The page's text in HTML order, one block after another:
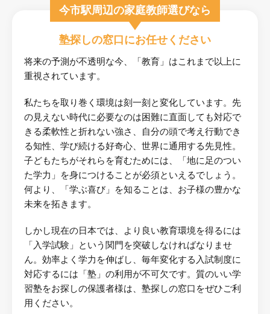
今市駅周辺の家庭教師選びなら
塾探しの窓口にお任せください
将来の予測が不透明な今、「教育」はこれまで以上に
重視されています。
私たちを取り巻く環境は刻一刻と変化しています。先
の見えない時代に必要なのは困難に直面しても対応で
きる柔軟性と折れない強さ、自分の頭で考え行動でき
る知性、学び続ける好奇心、世界に通用する先見性。
子どもたちがそれらを育むためには、「地に足のつい
た学力」を身につけることが必須といえるでしょう。
何より、「学ぶ喜び」を知ることは、お子様の豊かな
未来を拓きます。
しかし現在の日本では、より良い教育環境を得るには
「入学試験」という関門を突破しなければなりませ
ん。効率よく学力を伸ばし、毎年変化する入試制度に
対応するには「塾」の利用が不可欠です。質のいい学
習塾をお探しの保護者様は、塾探しの窓口をぜひご利
用ください。